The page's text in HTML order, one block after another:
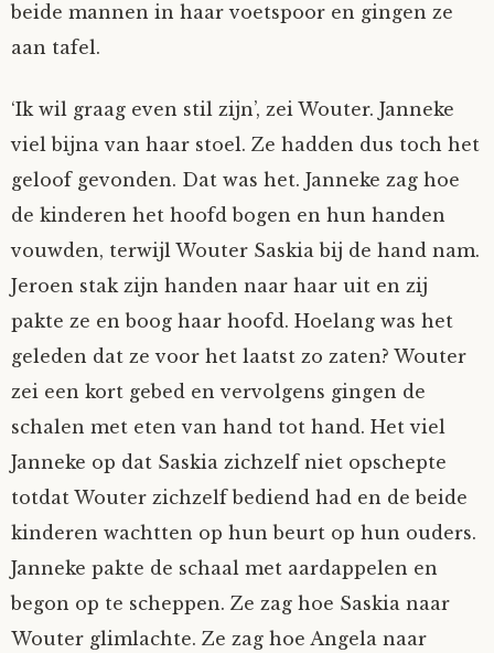
beide mannen in haar voetspoor en gingen ze
aan tafel.
‘Ik wil graag even stil zijn’, zei Wouter. Janneke
viel bijna van haar stoel. Ze hadden dus toch het
geloof gevonden. Dat was het. Janneke zag hoe
de kinderen het hoofd bogen en hun handen
vouwden, terwijl Wouter Saskia bij de hand nam.
Jeroen stak zijn handen naar haar uit en zij
pakte ze en boog haar hoofd. Hoelang was het
geleden dat ze voor het laatst zo zaten? Wouter
zei een kort gebed en vervolgens gingen de
schalen met eten van hand tot hand. Het viel
Janneke op dat Saskia zichzelf niet opschepte
totdat Wouter zichzelf bediend had en de beide
kinderen wachtten op hun beurt op hun ouders.
Janneke pakte de schaal met aardappelen en
begon op te scheppen. Ze zag hoe Saskia naar
Wouter glimlachte. Ze zag hoe Angela naar